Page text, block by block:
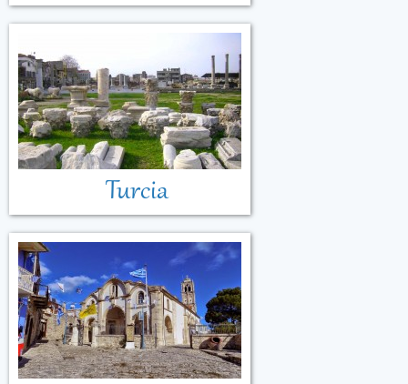
Turcia